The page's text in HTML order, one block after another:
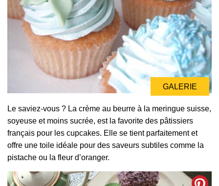
GALERIE
Le saviez-vous ? La crème au beurre à la meringue suisse,
soyeuse et moins sucrée, est la favorite des pâtissiers
français pour les cupcakes. Elle se tient parfaitement et
offre une toile idéale pour des saveurs subtiles comme la
pistache ou la fleur d’oranger.